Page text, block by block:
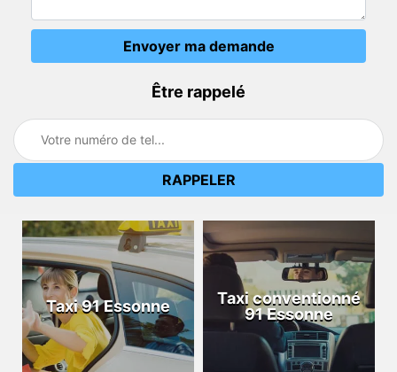
Être rappelé
Taxi 91 Essonne
Taxi conventionné
91 Essonne